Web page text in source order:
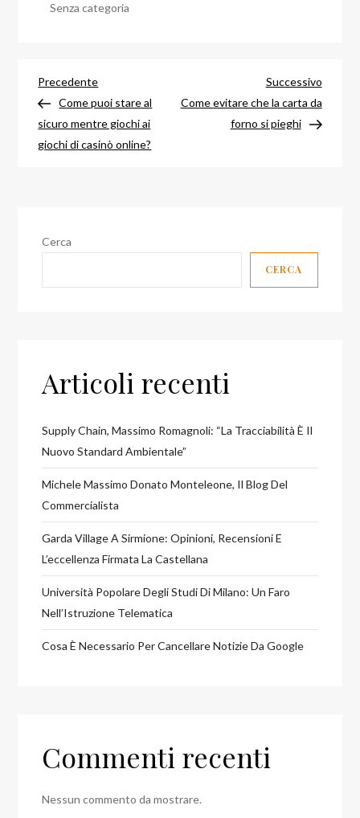
Senza categoria
Navigazione
articoli
Articolo
precedente
Precedente
Come puoi stare al
sicuro mentre giochi ai
giochi di casinò online?
Successivo
Come evitare che la carta da
forno si pieghi
Cerca
CERCA
Articoli recenti
Supply Chain, Massimo Romagnoli: “La Tracciabilità È Il
Nuovo Standard Ambientale”
Michele Massimo Donato Monteleone, Il Blog Del
Commercialista
Garda Village A Sirmione: Opinioni, Recensioni E
L’eccellenza Firmata La Castellana
Università Popolare Degli Studi Di Milano: Un Faro
Nell’Istruzione Telematica
Cosa È Necessario Per Cancellare Notizie Da Google
Commenti recenti
Nessun commento da mostrare.